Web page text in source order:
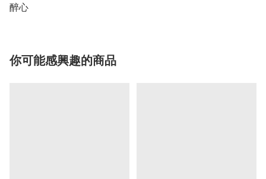
醉心
你可能感興趣的商品